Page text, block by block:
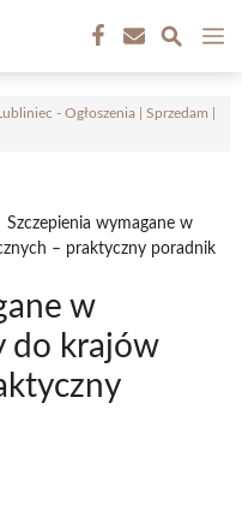
- Ogłoszenia | Sprzedam |
Szczepienia wymagane w
– praktyczny poradnik
w
do krajów